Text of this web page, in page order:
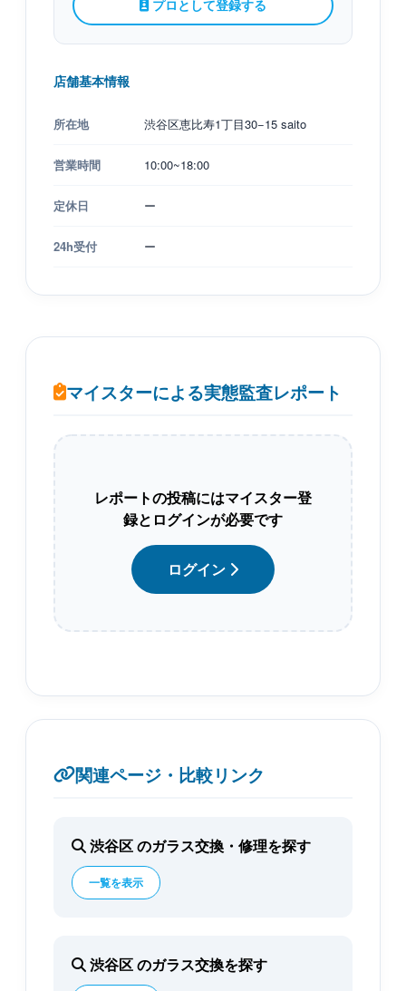
プロとして登録する
店舗基本情報
所在地 渋谷区恵比寿1丁目30−15 saito
営業時間 10:00~18:00
定休日 ー
24h受付 ー
マイスターによる実態監査レポート
レポートの投稿にはマイスター登
録とログインが必要です
ログイン
関連ページ・比較リンク
渋谷区 のガラス交換・修理を探す
一覧を表示
渋谷区 のガラス交換を探す